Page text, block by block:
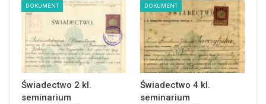
DOKUMENT
Świadectwo 2 kl.
seminarium
DOKUMENT
Świadectwo 4 kl.
seminarium